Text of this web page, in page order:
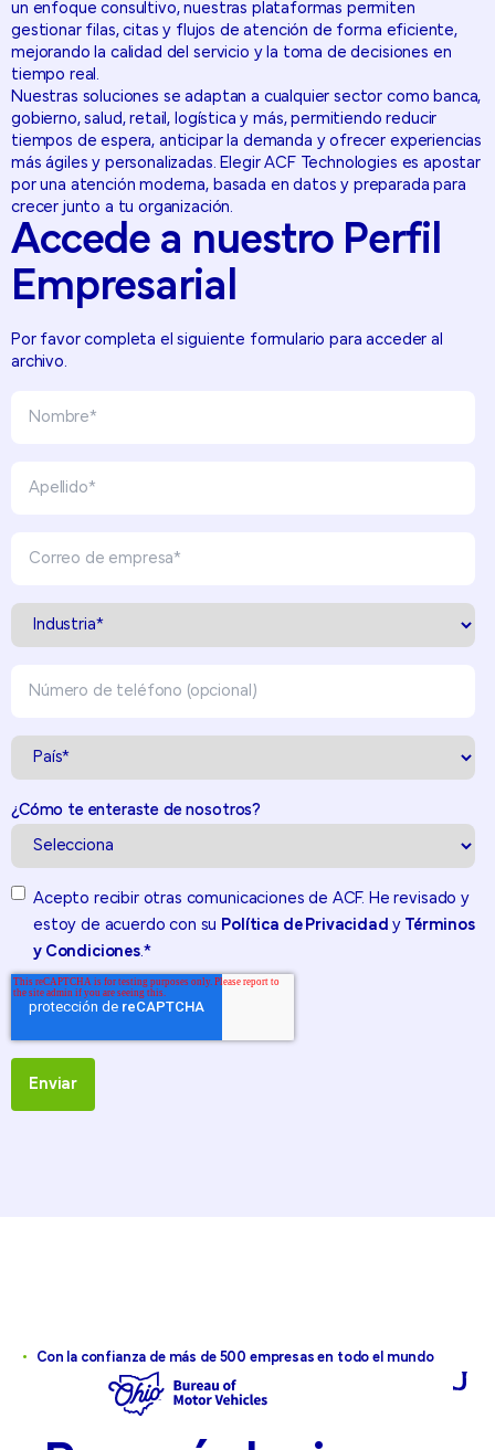
un enfoque consultivo, nuestras plataformas permiten
gestionar filas, citas y flujos de atención de forma eficiente,
mejorando la calidad del servicio y la toma de decisiones en
tiempo real.
Nuestras soluciones se adaptan a cualquier sector como banca,
gobierno, salud, retail, logística y más, permitiendo reducir
tiempos de espera, anticipar la demanda y ofrecer experiencias
más ágiles y personalizadas. Elegir ACF Technologies es apostar
por una atención moderna, basada en datos y preparada para
crecer junto a tu organización.
Accede a nuestro Perfil
Empresarial
Por favor completa el siguiente formulario para acceder al
archivo.
¿Cómo te enteraste de nosotros?
Acepto recibir otras comunicaciones de ACF. He revisado y
estoy de acuerdo con su Política de Privacidad y
Términos
y Condiciones.*
• Con la confianza de más de 500 empresas en todo el mundo